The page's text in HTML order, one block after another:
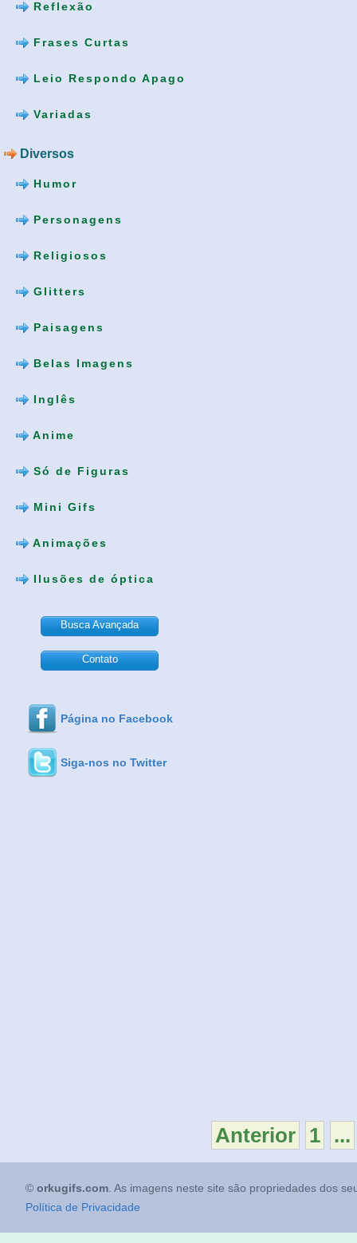
Reflexão
Frases Curtas
Leio Respondo Apago
Variadas
Diversos
Humor
Personagens
Religiosos
Glitters
Paisagens
Belas Imagens
Inglês
Anime
Só de Figuras
Mini Gifs
Animações
Ilusões de óptica
Busca Avançada
Contato
Página no Facebook
Siga-nos no Twitter
Anterior 1 ...
© orkugifs.com . As imagens neste site são propriedades dos
Política de Privacidade